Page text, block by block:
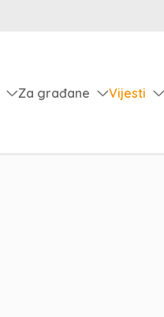
Za građane Vijesti